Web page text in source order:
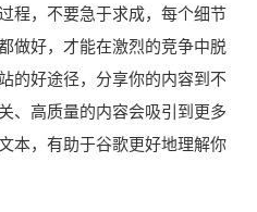
程，不要急于求成，每个细节
做好，才能在激烈的竞争中脱
的好途径，分享你的内容到不
、高质量的内容会吸引到更多
本，有助于谷歌更好地理解你